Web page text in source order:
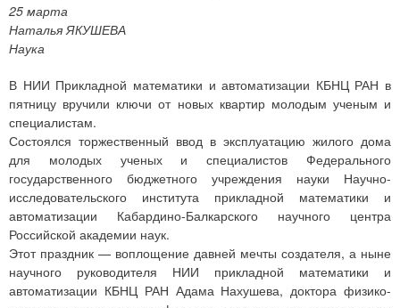
25 марта
Наталья ЯКУШЕВА
Наука
В НИИ Прикладной математики и автоматизации КБНЦ РАН в
пятницу вручили ключи от новых квартир молодым ученым и
специалистам.
Состоялся торжественный ввод в эксплуатацию жилого дома
для молодых ученых и специалистов Федерального
государственного бюджетного учреждения науки Научно-
исследовательского института прикладной математики и
автоматизации Кабардино-Балкарского научного центра
Российской академии наук.
Этот праздник — воплощение давней мечты создателя, а ныне
научного руководителя НИИ прикладной математики и
автоматизации КБНЦ РАН Адама Нахушева, доктора физико-